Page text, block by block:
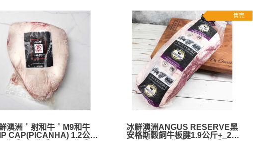
澳洲＇射和牛＇M9和牛
CAP(PICANHA) 1.2公斤
售完
冰鮮澳洲ANGUS RESERVE黑
安格斯穀飼牛板腱1.9公斤+_2.3